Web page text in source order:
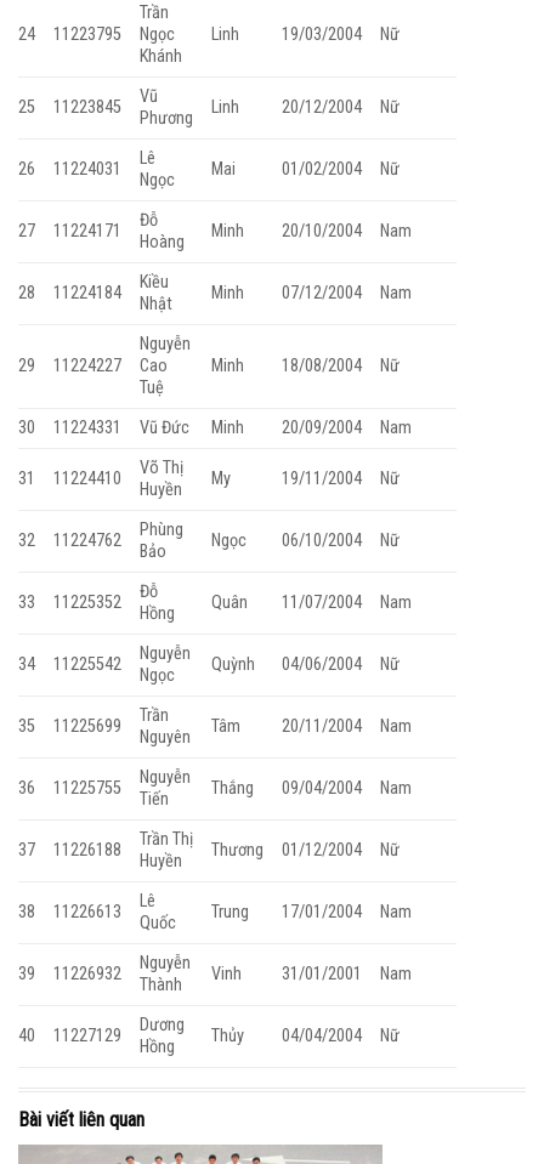
24 11223795
Trần
Ngọc
Khánh
Linh 19/03/2004 Nữ
25 11223845
Vũ
Phương
Linh 20/12/2004 Nữ
26 11224031
Lê
Ngọc
Mai 01/02/2004 Nữ
27 11224171
Đỗ
Hoàng
Minh 20/10/2004 Nam
28 11224184
Kiều
Nhật
Minh 07/12/2004 Nam
29 11224227
Nguyễn
Cao
Tuệ
Minh 18/08/2004 Nữ
30 11224331 Vũ Đức Minh 20/09/2004 Nam
31 11224410
Võ Thị
Huyền
My 19/11/2004 Nữ
32 11224762
Phùng
Bảo
Ngọc 06/10/2004 Nữ
33 11225352
Đỗ
Hồng
Quân 11/07/2004 Nam
34 11225542
Nguyễn
Ngọc
Quỳnh 04/06/2004 Nữ
35 11225699
Trần
Nguyên
Tâm 20/11/2004 Nam
36 11225755
Nguyễn
Tiến
Thắng 09/04/2004 Nam
37 11226188
Trần Thị
Huyền
Thương 01/12/2004 Nữ
38 11226613
Lê
Quốc
Trung 17/01/2004 Nam
39 11226932
Nguyễn
Thành
Vinh 31/01/2001 Nam
40 11227129
Dương
Hồng
Thủy 04/04/2004 Nữ
Bài viết liên quan